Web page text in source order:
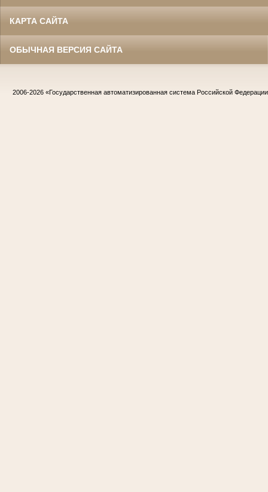
КАРТА САЙТА
ОБЫЧНАЯ ВЕРСИЯ САЙТА
2006-2026 «Государственная автоматизированная система Российской